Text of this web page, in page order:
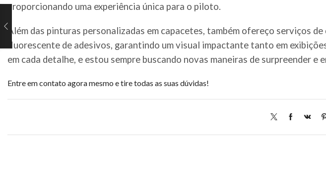
proporcionando uma experiência única para o piloto.
Além das pinturas personalizadas em capacetes, também ofereço serviços
fluorescente de adesivos, garantindo um visual impactante tanto em
em cada detalhe, e estou sempre buscando novas maneiras de surpreender e
Entre em contato agora mesmo e tire todas as suas dúvidas!